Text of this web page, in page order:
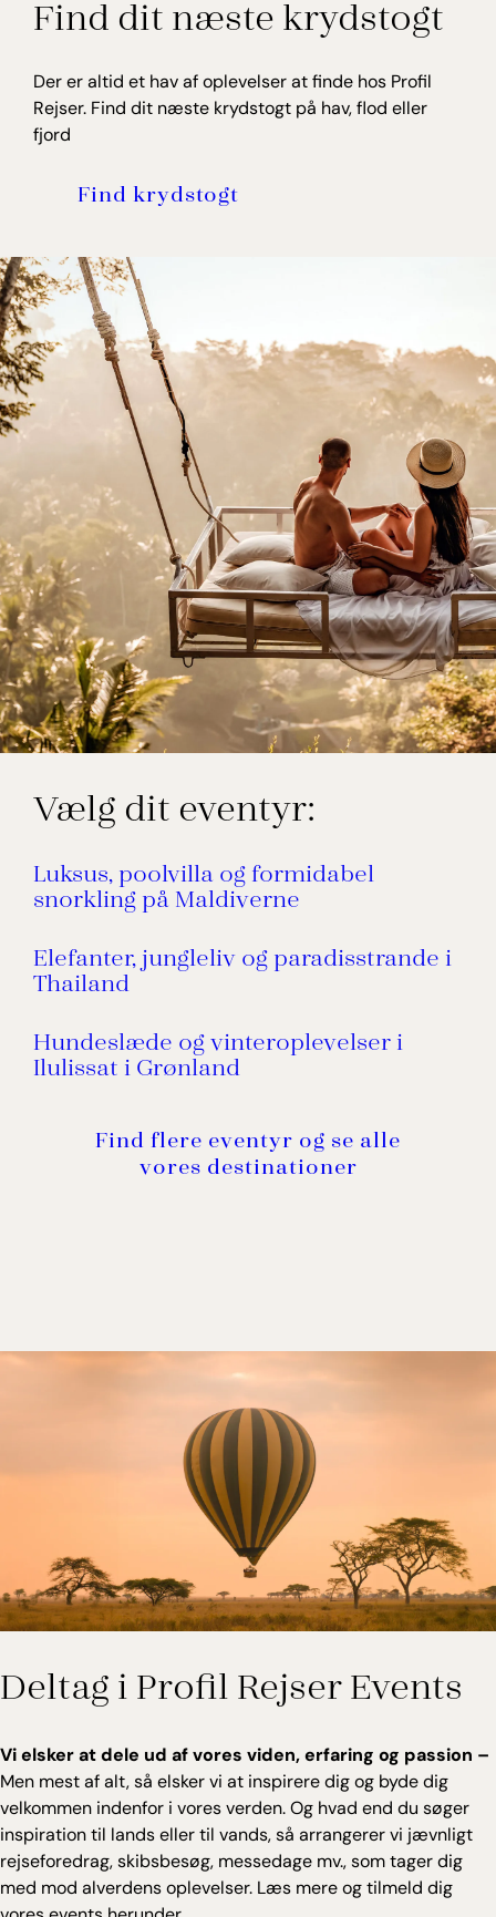
Find dit næste krydstogt
Der er altid et hav af oplevelser at finde hos Profil
Rejser. Find dit næste krydstogt på hav, flod eller
fjord
Find krydstogt
Vælg dit eventyr:
Luksus, poolvilla og formidabel
snorkling på Maldiverne
Elefanter, jungleliv og paradisstrande i
Thailand
Hundeslæde og vinteroplevelser i
Ilulissat i Grønland
Find flere eventyr og se alle
vores destinationer
Deltag i Profil Rejser Events
Vi elsker at dele ud af vores viden, erfaring og passion –
Men mest af alt, så elsker vi at inspirere dig og byde dig
velkommen indenfor i vores verden. Og hvad end du søger
inspiration til lands eller til vands, så arrangerer vi jævnligt
rejseforedrag, skibsbesøg, messedage mv., som tager dig
med mod alverdens oplevelser. Læs mere og tilmeld dig